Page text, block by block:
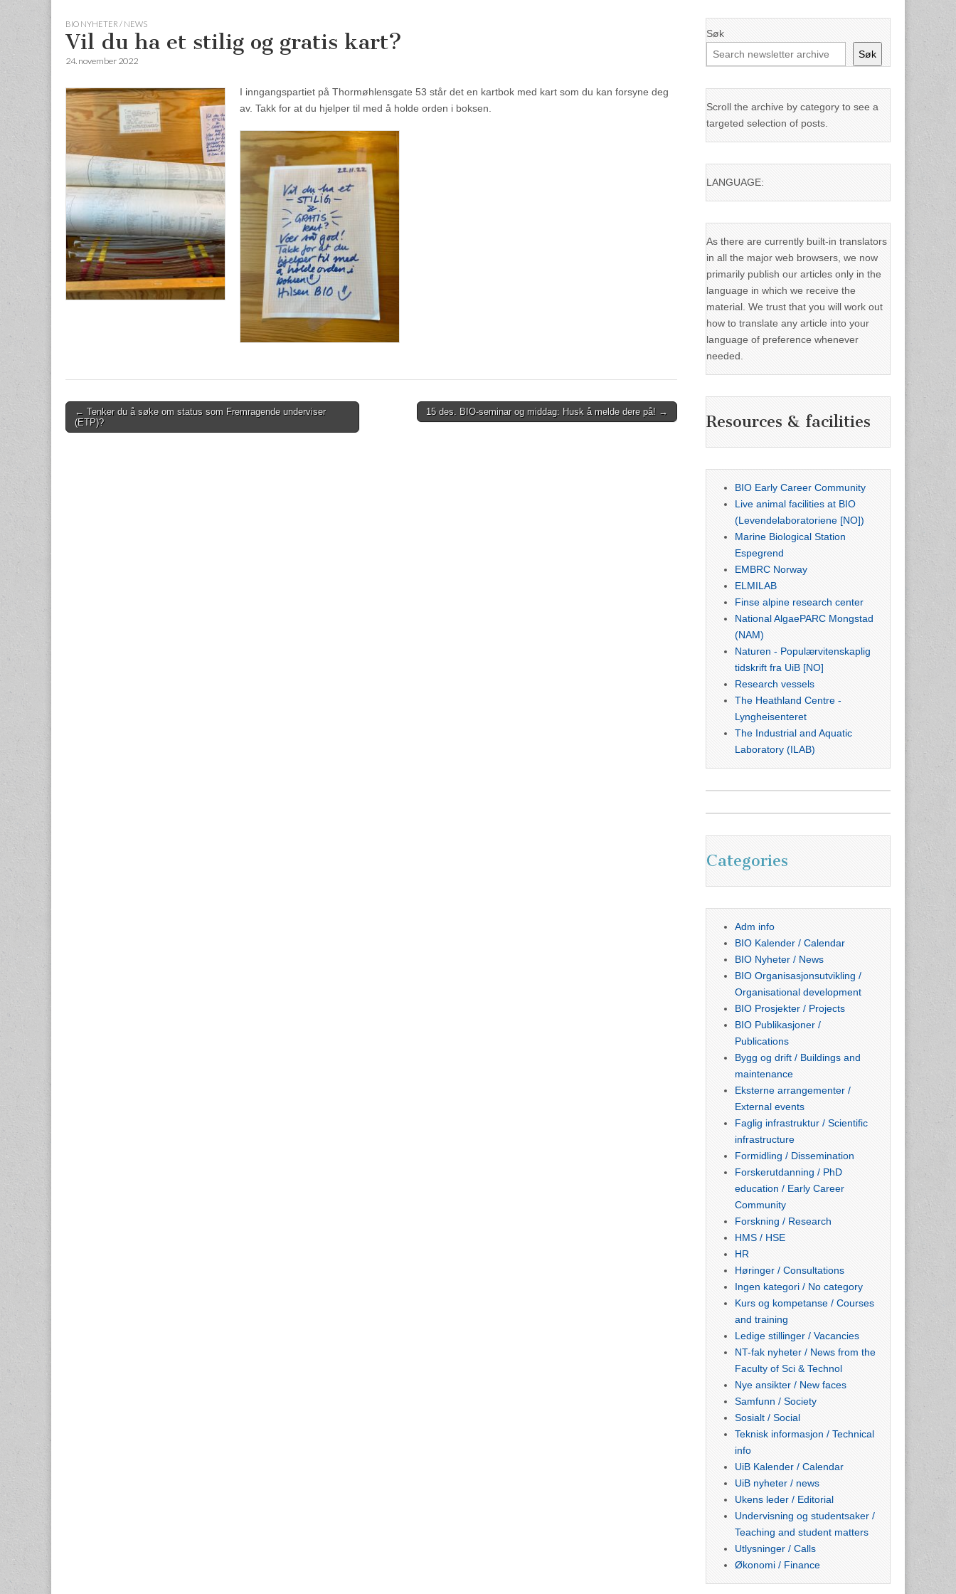
BIO NYHETER / NEWS
Vil du ha et stilig og gratis kart?
24. november 2022
I inngangspartiet på Thormøhlensgate 53 står det en kartbok med kart som du kan forsyne deg
av. Takk for at du hjelper til med å holde orden i boksen.
Post
navigation
← Tenker du å søke om status som Fremragende underviser
(ETP)?
15 des. BIO-seminar og middag: Husk å melde dere på! →
Søk
Søk
Scroll the archive by category to see a
targeted selection of posts.
LANGUAGE:
As there are currently built-in translators
in all the major web browsers, we now
primarily publish our articles only in the
language in which we receive the
material. We trust that you will work out
how to translate any article into your
language of preference whenever
needed.
Resources & facilities
BIO Early Career Community
Live animal facilities at BIO
(Levendelaboratoriene [NO])
Marine Biological Station
Espegrend
EMBRC Norway
ELMILAB
Finse alpine research center
National AlgaePARC Mongstad
(NAM)
Naturen - Populærvitenskaplig
tidskrift fra UiB [NO]
Research vessels
The Heathland Centre -
Lyngheisenteret
The Industrial and Aquatic
Laboratory (ILAB)
Categories
Adm info
BIO Kalender / Calendar
BIO Nyheter / News
BIO Organisasjonsutvikling /
Organisational development
BIO Prosjekter / Projects
BIO Publikasjoner /
Publications
Bygg og drift / Buildings and
maintenance
Eksterne arrangementer /
External events
Faglig infrastruktur / Scientific
infrastructure
Formidling / Dissemination
Forskerutdanning / PhD
education / Early Career
Community
Forskning / Research
HMS / HSE
HR
Høringer / Consultations
Ingen kategori / No category
Kurs og kompetanse / Courses
and training
Ledige stillinger / Vacancies
NT-fak nyheter / News from the
Faculty of Sci & Technol
Nye ansikter / New faces
Samfunn / Society
Sosialt / Social
Teknisk informasjon / Technical
info
UiB Kalender / Calendar
UiB nyheter / news
Ukens leder / Editorial
Undervisning og studentsaker /
Teaching and student matters
Utlysninger / Calls
Økonomi / Finance